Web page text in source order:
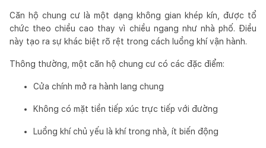
Căn hộ chung cư là một dạng không gian khép kín, được tổ
chức theo chiều cao thay vì chiều ngang như nhà phố. Điều
này tạo ra sự khác biệt rõ rệt trong cách luồng khí vận hành.
Thông thường, một căn hộ chung cư có các đặc điểm:
Cửa chính mở ra hành lang chung
Không có mặt tiền tiếp xúc trực tiếp với đường
Luồng khí chủ yếu là khí trong nhà, ít biến động